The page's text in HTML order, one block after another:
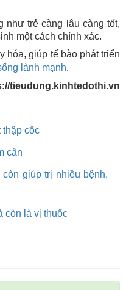
như trẻ càng lâu càng tốt,
một cách chính xác.
hóa, giúp tế bào phát triển
lành mạnh.
tieudung.kinhtedothi.vn
thập cốc
cân
giúp trị nhiều bệnh,
còn là vị thuốc